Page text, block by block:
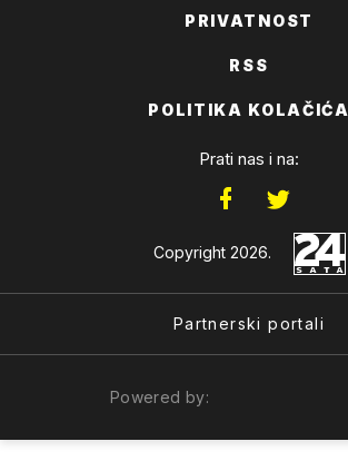
PRIVATNOST
RSS
POLITIKA KOLAČIĆA
Prati nas i na:
Copyright 2026.
Partnerski portali
Powered by: